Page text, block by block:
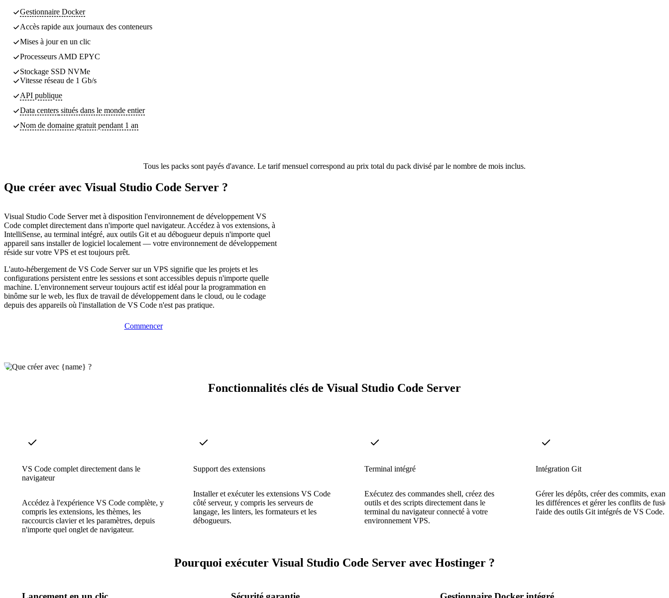
Gestionnaire Docker
Accès rapide aux journaux des conteneurs
Mises à jour en un clic
Processeurs AMD EPYC
Stockage SSD NVMe
Vitesse réseau de 1 Gb/s
API publique
Data centers situés dans le monde entier
Nom de domaine gratuit pendant 1 an
Tous les packs sont payés d'avance. Le tarif mensuel correspond au prix total du pack divisé par le nombre de mois inclus.
Que créer avec Visual Studio Code Server ?
Visual Studio Code Server met à disposition l'environnement de développement VS
Code complet directement dans n'importe quel navigateur. Accédez à vos extensions, à
IntelliSense, au terminal intégré, aux outils Git et au débogueur depuis n'importe quel
appareil sans installer de logiciel localement — votre environnement de développement
réside sur votre VPS et est toujours prêt.
L'auto-hébergement de VS Code Server sur un VPS signifie que les projets et les
configurations persistent entre les sessions et sont accessibles depuis n'importe quelle
machine. L'environnement serveur toujours actif est idéal pour la programmation en
binôme sur le web, les flux de travail de développement dans le cloud, ou le codage
depuis des appareils où l'installation de VS Code n'est pas pratique.
Commencer
Fonctionnalités clés de Visual Studio Code Server
VS Code complet directement dans le
navigateur
Accédez à l'expérience VS Code complète, y
compris les extensions, les thèmes, les
raccourcis clavier et les paramètres, depuis
n'importe quel onglet de navigateur.
Support des extensions
Installer et exécuter les extensions VS Code
côté serveur, y compris les serveurs de
langage, les linters, les formateurs et les
débogueurs.
Terminal intégré
Exécutez des commandes shell, créez des
outils et des scripts directement dans le
terminal du navigateur connecté à votre
environnement VPS.
Intégration Git
Gérer les dépôts, créer des commits,
les différences et gérer les conflits de
l'aide des outils Git intégrés de VS Code.
Pourquoi exécuter Visual Studio Code Server avec Hostinger ?